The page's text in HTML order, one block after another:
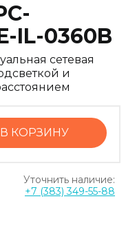
IL-0360B
сетевая
и
В КОРЗИНУ
Уточнить наличие:
+7 (383) 349-55-88